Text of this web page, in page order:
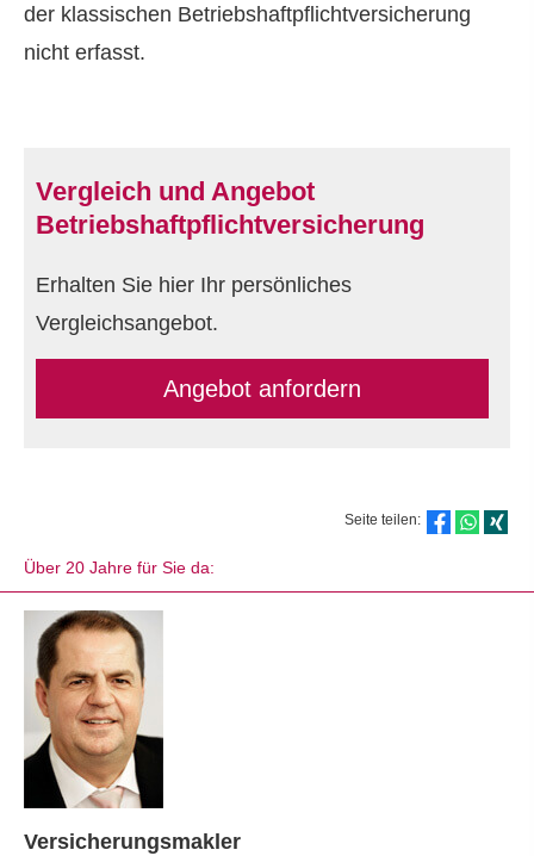
der klassischen Betriebshaftpflichtversicherung
nicht erfasst.
Vergleich und Angebot
Betriebshaftpflichtversicherung
Erhalten Sie hier Ihr persönliches
Vergleichsangebot.
An­ge­bot an­for­dern
Seite teilen:
Über 20 Jahre für Sie da:
Ver­sicherungs­makler